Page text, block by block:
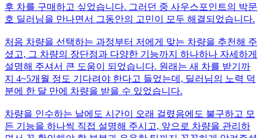
후 차를 구매하고 싶었습니다. 그러던 중 사우스포인트의 박문
호 딜러님을 만나면서 그동안의 고민이 모두 해결되었습니다.
처음 차량을 선택하는 과정부터 저에게 맞는 차량을 추천해 주
셨고, 그 차량의 장단점과 다양한 기능까지 하나하나 자세하게
설명해 주셔서 큰 도움이 되었습니다. 원래는 새 차를 받기까
지 4~5개월 정도 기다려야 한다고 들었는데, 딜러님의 노력 덕
분에 한 달 만에 차량을 받을 수 있었습니다.
차량을 인수하는 날에도 시간이 오래 걸렸음에도 불구하고 모
든 기능을 하나씩 직접 설명해 주시고, 앞으로 차량을 관리하